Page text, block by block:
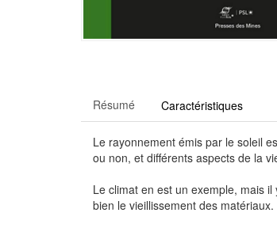
Résumé Caractéristiques
Le rayonnement émis par le soleil
ou non, et différents aspects de la
Le climat en est un exemple, mais
bien le vieillissement des matériaux.